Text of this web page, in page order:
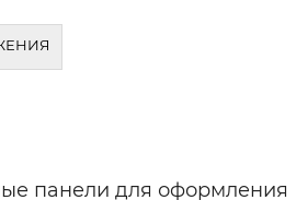
панели для оформления